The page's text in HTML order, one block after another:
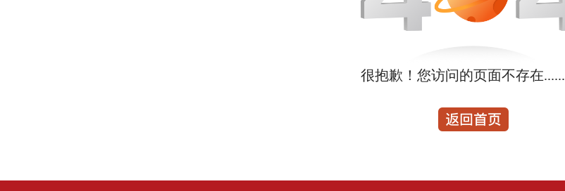
很抱歉！您访问的页面不存在......